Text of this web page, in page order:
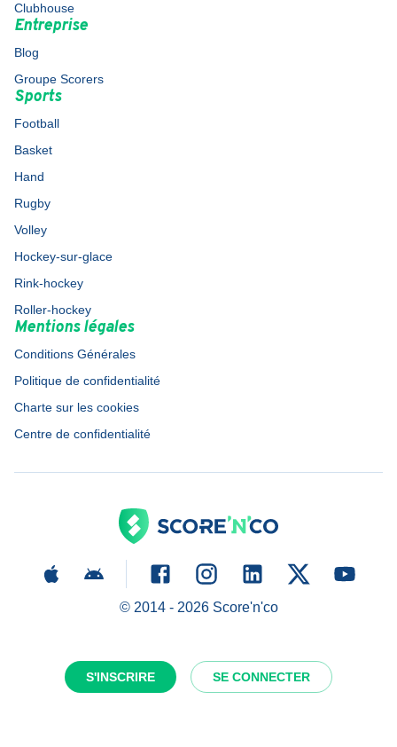
S'INSCRIRE SE CONNECTER
Clubhouse
Entreprise
Blog
Groupe Scorers
Sports
Football
Basket
Hand
Rugby
Volley
Hockey-sur-glace
Rink-hockey
Roller-hockey
Mentions légales
Conditions Générales
Politique de confidentialité
Charte sur les cookies
Centre de confidentialité
© 2014 - 2026Score'n'co